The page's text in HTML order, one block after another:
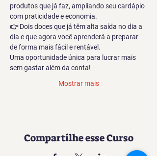
produtos que já faz, ampliando seu cardápio
com praticidade e economia.
👉 Dois doces que já têm alta saída no dia a
dia e que agora você aprenderá a preparar
de forma mais fácil e rentável.
Uma oportunidade única para lucrar mais
sem gastar além da conta!
Mostrar mais
Compartilhe esse Curso